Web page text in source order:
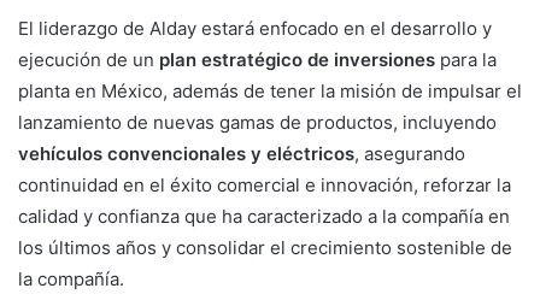
El liderazgo de Alday estará enfocado en el desarrollo y
ejecución de un plan estratégico de inversiones para la
planta en México, además de tener la misión de impulsar el
lanzamiento de nuevas gamas de productos, incluyendo
vehículos convencionales y eléctricos, asegurando
continuidad en el éxito comercial e innovación, reforzar la
calidad y confianza que ha caracterizado a la compañía en
los últimos años y consolidar el crecimiento sostenible de
la compañía.